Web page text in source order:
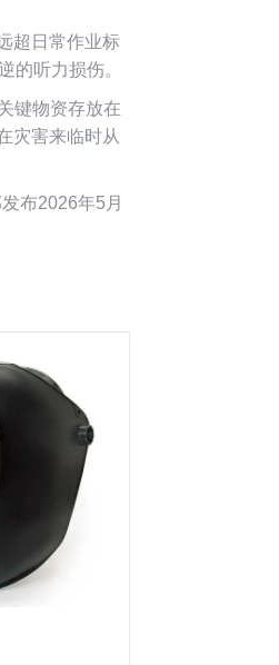
超日常作业标
的听力损伤。
键物资存放在
灾害来临时从
布2026年5月